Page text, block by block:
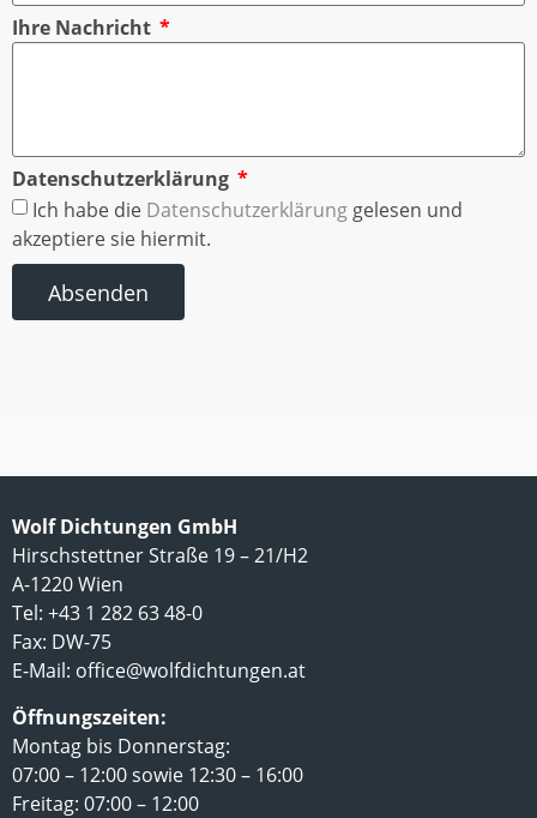
Ihre Nachricht
Datenschutzerklärung
Ich habe die Datenschutzerklärung gelesen und
akzeptiere sie hiermit.
Absenden
Wolf Dichtungen GmbH
Hirschstettner Straße 19 – 21/H2
A-1220 Wien
Tel: +43 1 282 63 48-0
Fax: DW-75
E-Mail: office@wolfdichtungen.at
Öffnungszeiten:
Montag bis Donnerstag:
07:00 – 12:00 sowie 12:30 – 16:00
Freitag: 07:00 – 12:00